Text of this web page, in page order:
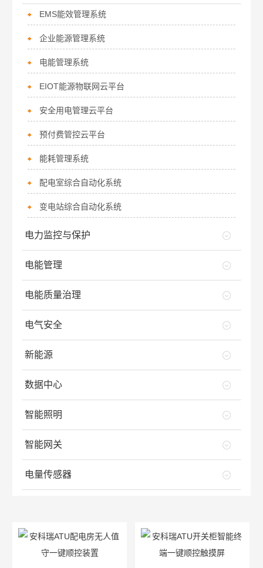
EMS能效管理系统
企业能源管理系统
电能管理系统
EIOT能源物联网云平台
安全用电管理云平台
预付费管控云平台
能耗管理系统
配电室综合自动化系统
变电站综合自动化系统
电力监控与保护
电能管理
电能质量治理
电气安全
新能源
数据中心
智能照明
智能网关
电量传感器